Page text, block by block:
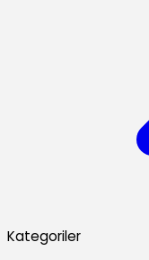
Kategoriler